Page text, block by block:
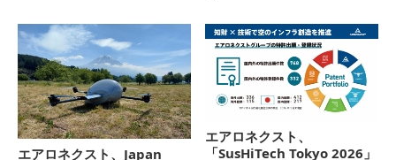
エアロネクスト、Japan
エアロネクスト、
「SusHiTech Tokyo 2026」